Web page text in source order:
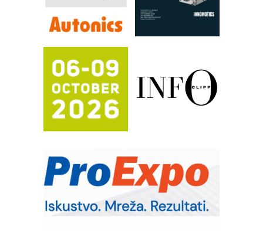
RILINEX kompanije Rittal
FANUC: Najbolje za vašu pametnu
Efikasno upravljanje energijom
Automatizacija pakovanja · Display
(Shelf-Ready) omotnice
Potpuna efikasnost bez složenih
sistema
Trajna oznaka kao dugoročna korist
IB BLUMENAUER - više od 40 godina
poverenja u industriji
RMQ-TITAN ADVANCED INDICATOR
– Pametna signalizacija za efikasnije
upravljanje mašinama